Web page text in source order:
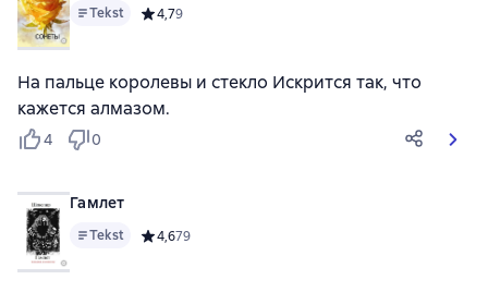
Tekst Средний рейтинг 4,7 на основе 9 оценок
4,79
На пальце королевы и стекло Искрится так, что
кажется алмазом.
4 0
Гамлет
Tekst Средний рейтинг 4,6 на основе 79 оценок
4,679